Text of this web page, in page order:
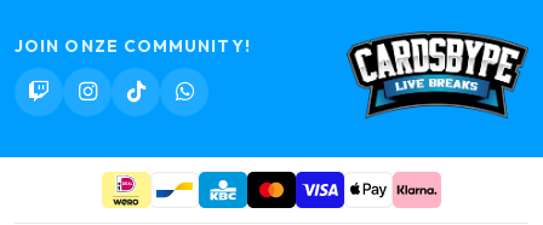
JOIN ONZE COMMUNITY!